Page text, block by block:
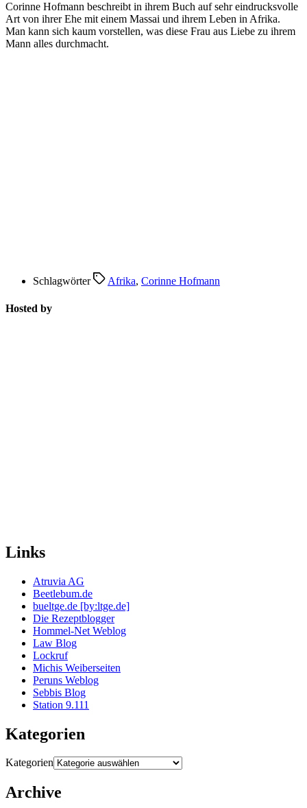
Corinne Hofmann beschreibt in ihrem Buch auf sehr eindrucksvolle
Art von ihrer Ehe mit einem Massai und ihrem Leben in Afrika.
Man kann sich kaum vorstellen, was diese Frau aus Liebe zu ihrem
Mann alles durchmacht.
Schlagwörter Afrika, Corinne Hofmann
Hosted by
Links
Atruvia AG
Beetlebum.de
bueltge.de [by:ltge.de]
Die Rezeptblogger
Hommel-Net Weblog
Law Blog
Lockruf
Michis Weiberseiten
Peruns Weblog
Sebbis Blog
Station 9.111
Kategorien
Kategorien
Archive